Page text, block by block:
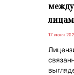
17 июня